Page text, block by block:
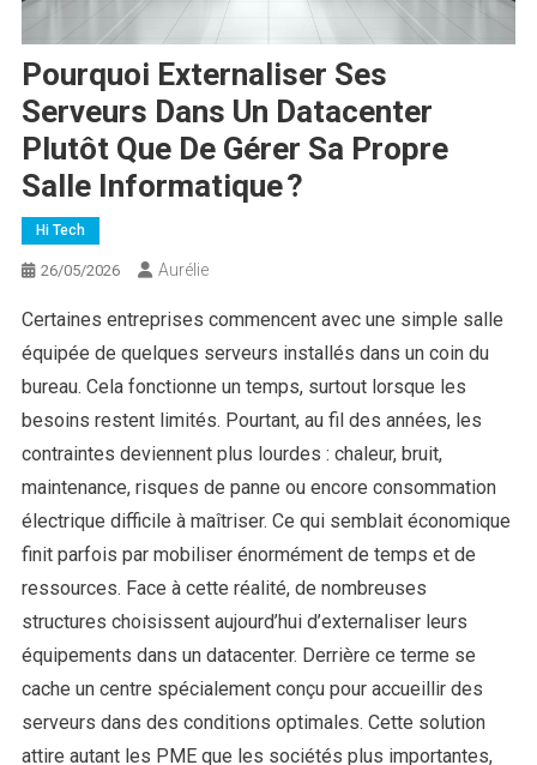
Pourquoi Externaliser Ses
Serveurs Dans Un Datacenter
Plutôt Que De Gérer Sa Propre
Salle Informatique ?
Hi Tech
26/05/2026 Aurélie
Certaines entreprises commencent avec une simple salle
équipée de quelques serveurs installés dans un coin du
bureau. Cela fonctionne un temps, surtout lorsque les
besoins restent limités. Pourtant, au fil des années, les
contraintes deviennent plus lourdes : chaleur, bruit,
maintenance, risques de panne ou encore consommation
électrique difficile à maîtriser. Ce qui semblait économique
finit parfois par mobiliser énormément de temps et de
ressources. Face à cette réalité, de nombreuses
structures choisissent aujourd’hui d’externaliser leurs
équipements dans un datacenter. Derrière ce terme se
cache un centre spécialement conçu pour accueillir des
serveurs dans des conditions optimales. Cette solution
attire autant les PME que les sociétés plus importantes,